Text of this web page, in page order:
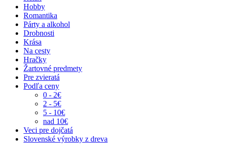
Hobby
Romantika
Párty a alkohol
Drobnosti
Krása
Na cesty
Hračky
Žartovné predmety
Pre zvieratá
Podľa ceny
0 - 2€
2 - 5€
5 - 10€
nad 10€
Veci pre dojčatá
Slovenské výrobky z dreva